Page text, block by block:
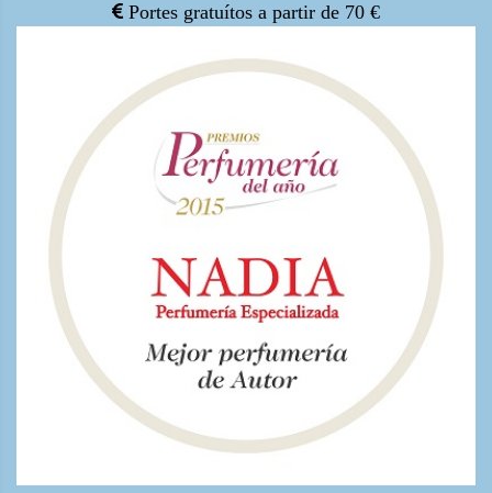
Portes gratuítos a partir de 70 €